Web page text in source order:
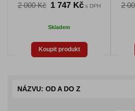
2 000 Kč 1 747 Kčs DPH
Skladem
Koupit produkt
2
NÁZVU: OD A DO Z